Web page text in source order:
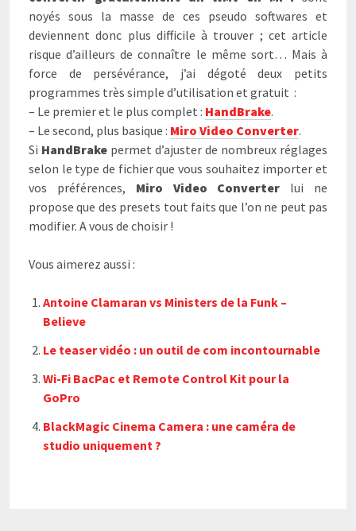
noyés sous la masse de ces pseudo softwares et
deviennent donc plus difficile à trouver ; cet article
risque d’ailleurs de connaître le même sort… Mais à
force de persévérance, j’ai dégoté deux petits
programmes très simple d’utilisation et gratuit :
– Le premier et le plus complet : HandBrake.
– Le second, plus basique : Miro Video Converter.
Si HandBrake permet d’ajuster de nombreux réglages
selon le type de fichier que vous souhaitez importer et
vos préférences, Miro Video Converter lui ne
propose que des presets tout faits que l’on ne peut pas
modifier. A vous de choisir !
Vous aimerez aussi :
Antoine Clamaran vs Ministers de la Funk –
Believe
Le teaser vidéo : un outil de com incontournable
Wi-Fi BacPac et Remote Control Kit pour la
GoPro
BlackMagic Cinema Camera : une caméra de
studio uniquement ?